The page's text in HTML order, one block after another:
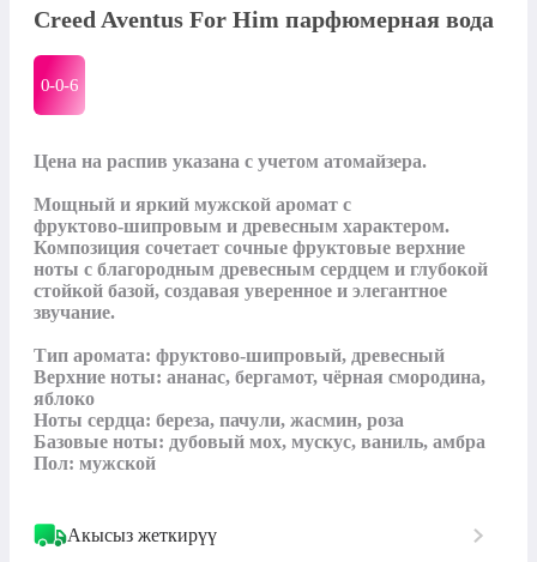
Creed Aventus For Him парфюмерная вода
0-0-6
Цена на распив указана с учетом атомайзера.
Мощный и яркий мужской аромат с
фруктово‑шипровым и древесным характером.
Композиция сочетает сочные фруктовые верхние
ноты с благородным древесным сердцем и глубокой
стойкой базой, создавая уверенное и элегантное
звучание.
Тип аромата: фруктово‑шипровый, древесный
Верхние ноты: ананас, бергамот, чёрная смородина,
яблоко
Ноты сердца: береза, пачули, жасмин, роза
Базовые ноты: дубовый мох, мускус, ваниль, амбра
Пол: мужской
Акысыз жеткирүү